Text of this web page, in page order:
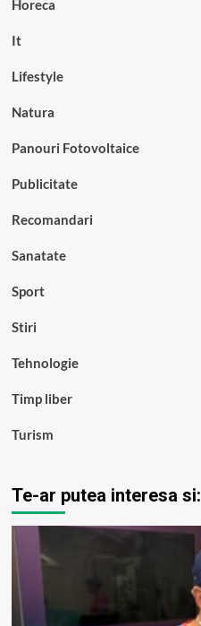
Horeca
It
Lifestyle
Natura
Panouri Fotovoltaice
Publicitate
Recomandari
Sanatate
Sport
Stiri
Tehnologie
Timp liber
Turism
Te-ar putea interesa si: